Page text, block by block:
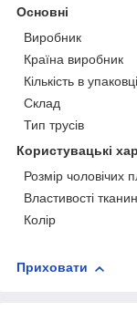
Основні
Виробник
Країна виробник
Кількість в упаковці
Склад
Тип трусів
Користувацькі
Розмір чоловічих
Властивості
Колір
Приховати